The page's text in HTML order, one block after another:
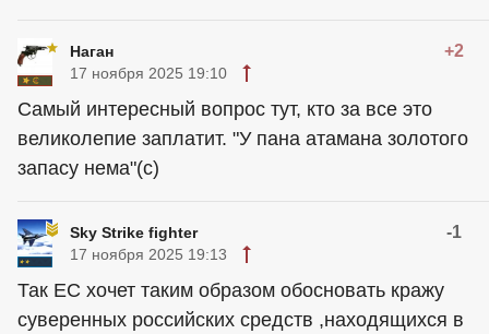
Наган +2
17 ноября 2025 19:10
Самый интересный вопрос тут, кто за все это
великолепие заплатит. "У пана атамана золотого
запасу нема"(с)
Sky Strike fighter -1
17 ноября 2025 19:13
Так ЕС хочет таким образом обосновать кражу
суверенных российских средств ,находящихся в